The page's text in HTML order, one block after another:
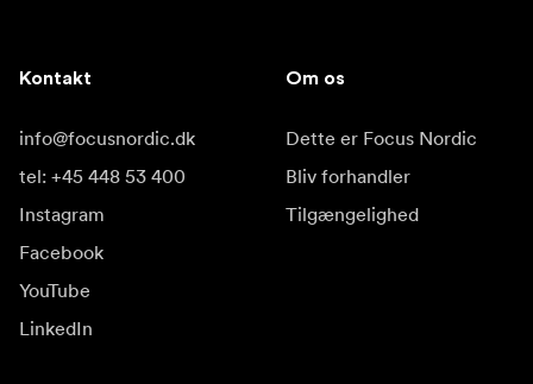
Kontakt
info@focusnordic.dk
tel: +45 448 53 400
Instagram
Facebook
YouTube
LinkedIn
Om os
Dette er Focus Nordic
Bliv forhandler
Tilgængelighed